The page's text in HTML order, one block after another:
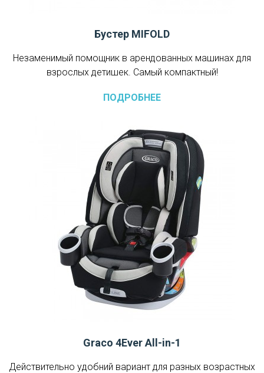
Бустер MIFOLD
Незаменимый помощник в арендованных машинах для
взрослых детишек. Самый компактный!
ПОДРОБНЕЕ
Graco 4Ever All-in-1
Действительно удобний вариант для разных возрастных